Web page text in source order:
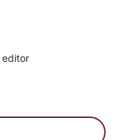
editor